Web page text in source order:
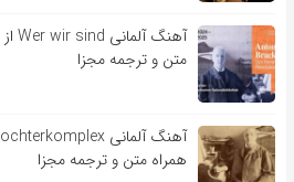
متن و ترجمه مجزا
همراه متن و ترجمه مجزا